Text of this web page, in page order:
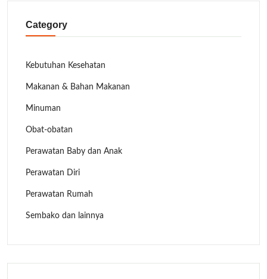
Category
Kebutuhan Kesehatan
Makanan & Bahan Makanan
Minuman
Obat-obatan
Perawatan Baby dan Anak
Perawatan Diri
Perawatan Rumah
Sembako dan lainnya